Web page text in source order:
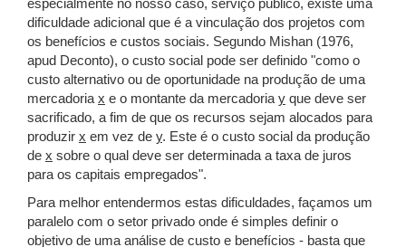
especialmente no nosso caso, serviço público, existe uma
dificuldade adicional que é a vinculação dos projetos com
os benefícios e custos sociais. Segundo Mishan (1976,
apud Deconto), o custo social pode ser definido "como o
custo alternativo ou de oportunidade na produção de uma
mercadoria x e o montante da mercadoria y que deve ser
sacrificado, a fim de que os recursos sejam alocados para
produzir x em vez de y. Este é o custo social da produção
de x sobre o qual deve ser determinada a taxa de juros
para os capitais empregados".
Para melhor entendermos estas dificuldades, façamos um
paralelo com o setor privado onde é simples definir o
objetivo de uma análise de custo e benefícios - basta que